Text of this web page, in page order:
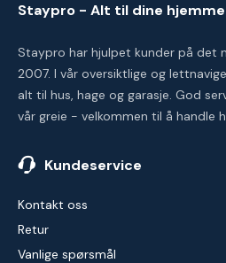
Staypro - Alt til dine
Staypro har hjulpet kunder på det
2007. I vår oversiktlige og
alt til hus, hage og garasje. God
vår greie - velkommen til å handle
Kundeservice
Kontakt oss
Retur
Vanlige spørsmål